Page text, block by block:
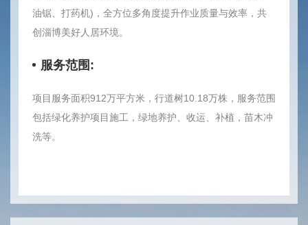
油锯、打药机)，全方位多角度提升作业质量与效率，共
创淄博美好人居环境。
服务范围:
项目服务面积912万平方米，行道树10.18万株，服务范围
包括绿化养护项目施工，绿地养护、收运、补植，苗木冲
洗等。